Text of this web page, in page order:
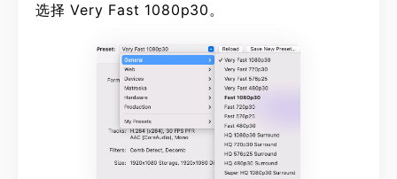
选择 Very Fast 1080p30。